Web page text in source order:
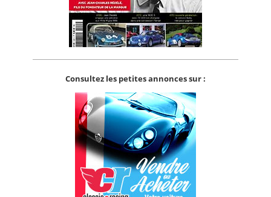
Consultez les petites annonces sur :